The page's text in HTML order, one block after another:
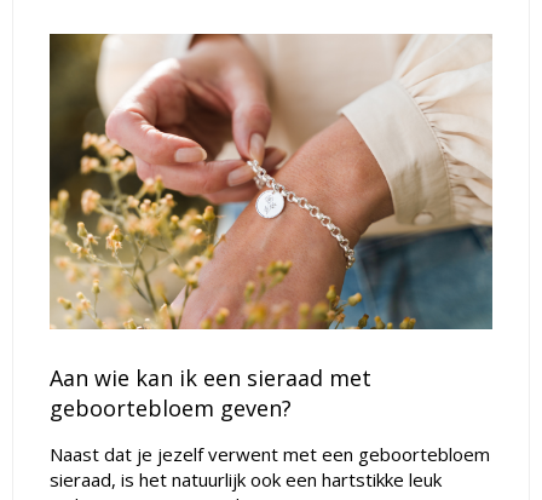
Aan wie kan ik een sieraad met
geboortebloem geven?
Naast dat je jezelf verwent met een geboortebloem
sieraad, is het natuurlijk ook een hartstikke leuk